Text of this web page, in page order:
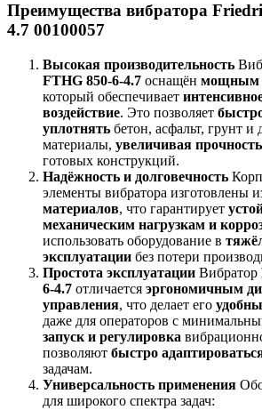
Преимущества вибратора
4.7 00100057
Высокая производительность
FTHG 850-6-4.7 оснащён мощным
который обеспечивает
воздействие. Это позволяет
уплотнять бетон, асфальт, грунт и
материалы, увеличивая
готовых конструкций.
Надёжность и долговечность
элементы вибратора изготовлены
материалов, что гарантирует
механическим нагрузкам и
использовать оборудование в
эксплуатации без потери
Простота эксплуатации Вибратор
6-4.7 отличается эргономичным
управления, что делает его
даже для операторов с
запуск и регулировка
позволяют быстро
задачам.
Универсальность применения
для широкого спектра задач: